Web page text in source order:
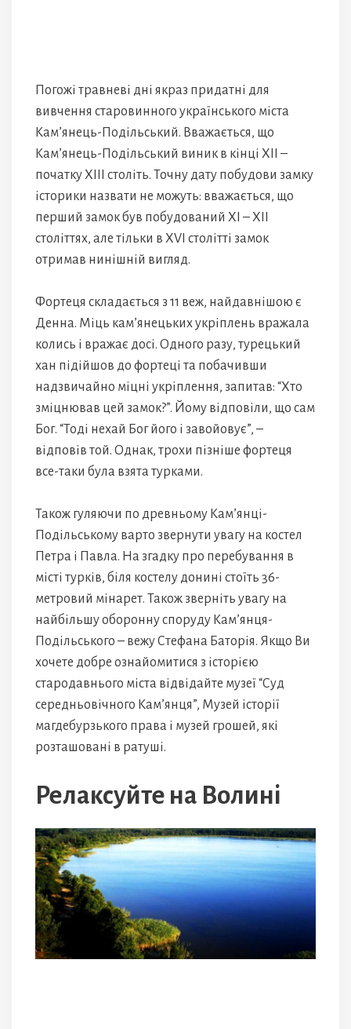
Погожі травневі дні якраз придатні для
вивчення старовинного українського міста
Кам’янець-Подільський. Вважається, що
Кам’янець-Подільський виник в кінці XII –
початку XIII століть. Точну дату побудови замку
історики назвати не можуть: вважається, що
перший замок був побудований XI – XII
століттях, але тільки в XVI столітті замок
отримав нинішній вигляд.
Фортеця складається з 11 веж, найдавнішою є
Денна. Міць кам’янецьких укріплень вражала
колись і вражає досі. Одного разу, турецький
хан підійшов до фортеці та побачивши
надзвичайно міцні укріплення, запитав: “Хто
зміцнював цей замок?”. Йому відповіли, що сам
Бог. “Тоді нехай Бог його і завойовує”, –
відповів той. Однак, трохи пізніше фортеця
все-таки була взята турками.
Також гуляючи по древньому Кам’янці-
Подільському варто звернути увагу на костел
Петра і Павла. На згадку про перебування в
місті турків, біля костелу донині стоїть 36-
метровий мінарет. Також зверніть увагу на
найбільшу оборонну споруду Кам’янця-
Подільського – вежу Стефана Баторія. Якщо Ви
хочете добре ознайомитися з історією
стародавнього міста відвідайте музеї “Суд
середньовічного Кам’янця”, Музей історії
магдебурзького права і музей грошей, які
розташовані в ратуші.
Релаксуйте на Волині